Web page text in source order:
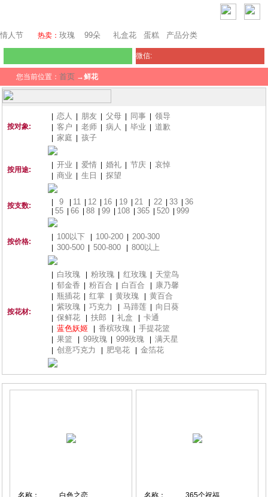
情人节 热卖： 玫瑰 99朵 礼盒花 蛋糕 产品分类
微信:
您当前位置： 首页 →鲜花
按对象:
恋人 朋友 父母 同事 领导
客户 老师 病人 毕业 道歉
家庭 孩子
按用途:
开业 爱情 婚礼 节庆 哀悼
商业 生日 探望
按支数: 9 11 12 16 19 21 22 33 36
55 66 88 99 108 365 520 999
按价格:
100以下 100-200 200-300
300-500 500-800 800以上
按花材:
白玫瑰 粉玫瑰 红玫瑰 天堂鸟
郁金香 粉百合 白百合 康乃馨
瓶插花 红掌 黄玫瑰 黄百合
紫玫瑰 巧克力 马蹄莲 向日葵
保鲜花 扶郎 礼盒 卡通
蓝色妖姬 香槟玫瑰 手提花篮
果篮 99玫瑰 999玫瑰 满天星
创意巧克力 肥皂花 金箔花
名称：
白色之恋
名称：
365个祝福